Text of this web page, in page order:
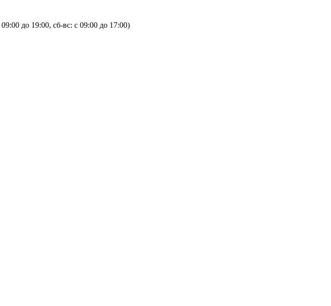
09:00 до 19:00, сб-вс: с 09:00 до 17:00)